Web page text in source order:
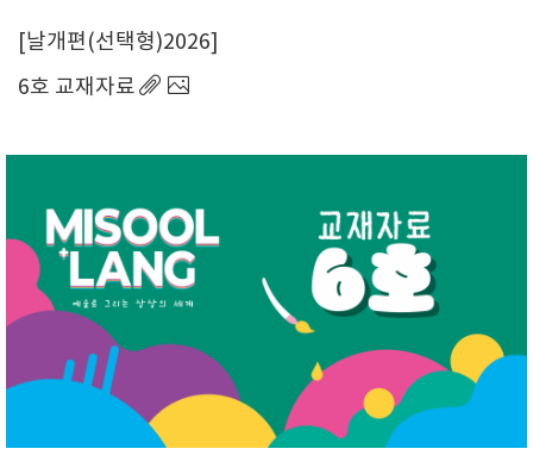
날개편(선택형)2026
6호 교재자료